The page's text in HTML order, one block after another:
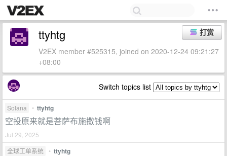
打赏
ttyhtg
V2EX member #525315, joined on 2020-12-24 09:21:27
+08:00
Switch topics list
Solana • ttyhtg
空投原来就是菩萨布施撒钱啊
Jul 29, 2025
全球工单系统
• ttyhtg